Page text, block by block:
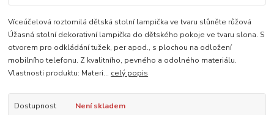
Víceúčelová roztomilá dětská stolní lampička ve tvaru slůněte růžová
Úžasná stolní dekorativní lampička do dětského pokoje ve tvaru slona. S
otvorem pro odkládání tužek, per apod., s plochou na odložení
mobilního telefonu. Z kvalitního, pevného a odolného materiálu.
Vlastnosti produktu: Materi... celý popis
Dostupnost Není skladem